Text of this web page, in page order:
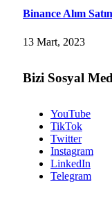
Binance Alım
13 Mart, 2023
Bizi Sosyal
YouTube
TikTok
Twitter
Instagram
LinkedIn
Telegram